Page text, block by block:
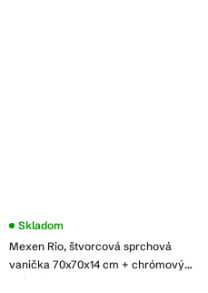
Mexen Rio, štvorcová sprchová
vanička 70x70x14 cm + chrómový
sifón, biela, 45107070
Skladom